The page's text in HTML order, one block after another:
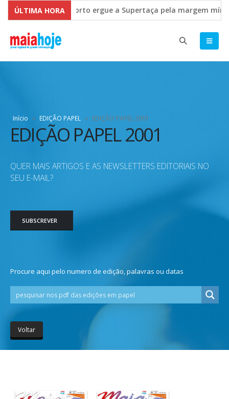
ÚLTIMA HORAFC Porto ergue a Supertaça pela margem mínima
Comissão Europeia quer ouvir as PME’s sobre a
Início » EDIÇÃO PAPEL » EDIÇÃO PAPEL 2001
EDIÇÃO PAPEL 2001
QUER MAIS ARTIGOS E AS NEWSLETTERS EDITORIAIS NO
SEU E-MAIL?
SUBSCREVER
Procure aqui pelo numero de edição, palavras ou datas
Voltar